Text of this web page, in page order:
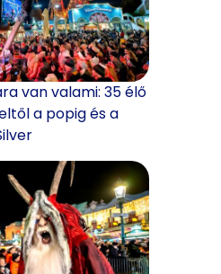
van valami: 35 élő
a popig és a